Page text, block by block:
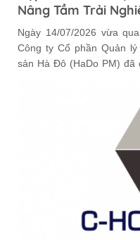
Nâng Tầm Trải
Ngày 14/07/2026 vừa
Công ty Cổ phần Quản
sản Hà Đô (HaDo PM) đã